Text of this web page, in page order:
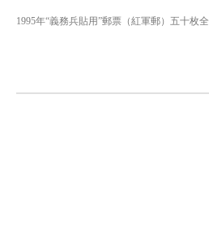
1995年“義務兵貼用”郵票（紅軍郵）五十枚